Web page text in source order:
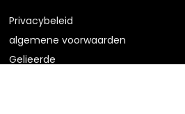
Privacybeleid
algemene voorwaarden
Gelieerde